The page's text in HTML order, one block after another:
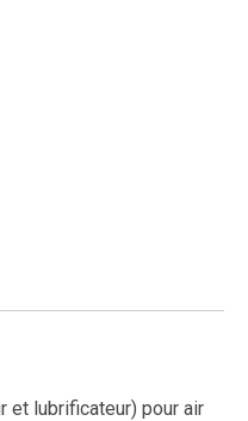
et lubrificateur) pour air